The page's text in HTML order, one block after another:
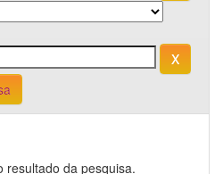
resultado da pesquisa.